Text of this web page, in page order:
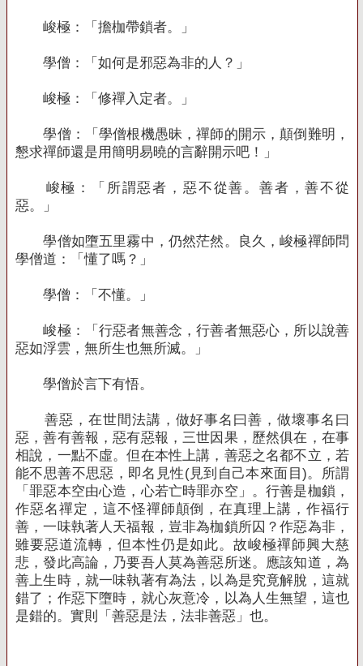
峻極：「擔枷帶鎖者。」
學僧：「如何是邪惡為非的人？」
峻極：「修禪入定者。」
學僧：「學僧根機愚昧，禪師的開示，顛倒難明，
懇求禪師還是用簡明易曉的言辭開示吧！」
峻極：「所謂惡者，惡不從善。善者，善不從
惡。」
學僧如墮五里霧中，仍然茫然。良久，峻極禪師問
學僧道：「懂了嗎？」
學僧：「不懂。」
峻極：「行惡者無善念，行善者無惡心，所以說善
惡如浮雲，無所生也無所滅。」
學僧於言下有悟。
善惡，在世間法講，做好事名曰善，做壞事名曰
惡，善有善報，惡有惡報，三世因果，歷然俱在，在事
相說，一點不虛。但在本性上講，善惡之名都不立，若
能不思善不思惡，即名見性(見到自己本來面目 )。所謂
「罪惡本空由心造，心若亡時罪亦空」。行善是枷鎖，
作惡名禪定，這不怪禪師顛倒，在真理上講，作福行
善，一味執著人天福報，豈非為枷鎖所囚？作惡為非，
雖要惡道流轉，但本性仍是如此。故峻極禪師興大慈
悲，發此高論，乃要吾人莫為善惡所迷。應該知道，為
善上生時，就一味執著有為法，以為是究竟解脫，這就
錯了；作惡下墮時，就心灰意冷，以為人生無望，這也
是錯的。實則「善惡是法，法非善惡」也。